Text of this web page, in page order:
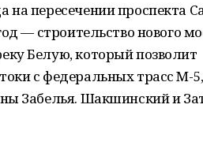
на пересечении проспекта
— строительство нового
Белую, который позволит
с федеральных трасс М-
Забелья. Шакшинский и